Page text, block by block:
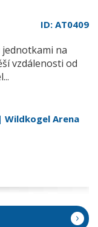
ID: AT0409
na
vzdálenosti od
Arena